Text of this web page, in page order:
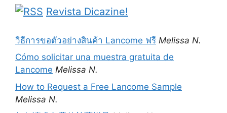
Revista Dicazine!
วิธีการขอตัวอย่างสินค้า Lancome ฟรี Melissa N.
Cómo solicitar una muestra gratuita de
Lancome Melissa N.
How to Request a Free Lancome Sample
Melissa N.